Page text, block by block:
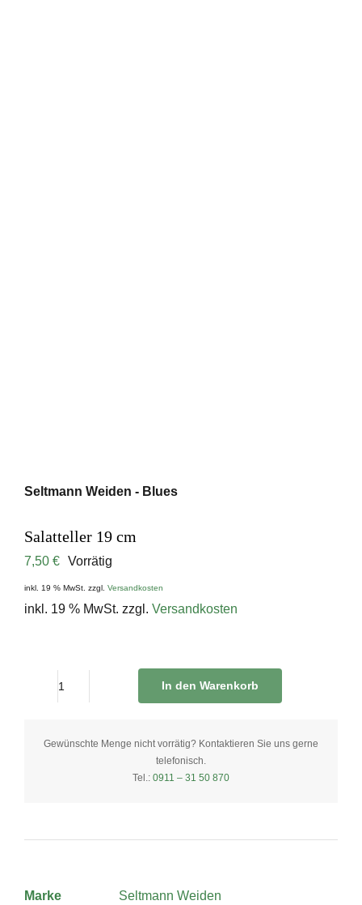
Seltmann Weiden - Blues
Salatteller 19 cm
7,50 € Vorrätig
inkl. 19 % MwSt. zzgl. Versandkosten
inkl. 19 % MwSt. zzgl. Versandkosten
cm
In den Warenkorb
Gewünschte Menge nicht vorrätig? Kontaktieren Sie uns gerne
telefonisch.
Tel.: 0911 – 31 50 870
Marke Seltmann Weiden